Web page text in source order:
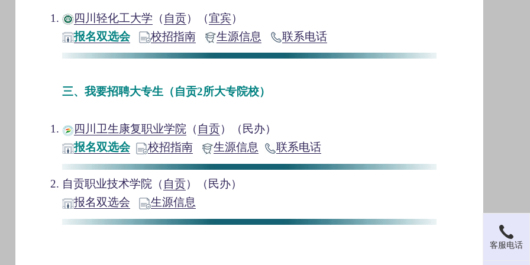
四川轻化工大学 （ 自贡）（宜宾）
报名双选会
校招指南 生源信息 联系电话
三、我要招聘大专生（自贡2所大专院校）
四川卫生康复职业学院 （ 自贡）（民办）
报名双选会
校招指南 生源信息 联系电话
自贡职业技术学院（ 自贡）（民办）
报名双选会
生源信息
客服电话